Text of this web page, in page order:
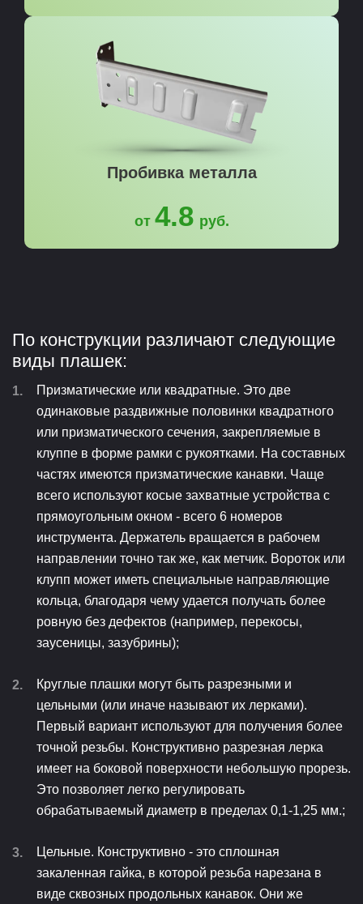
Пробивка металла
от 4.8 руб.
По конструкции различают следующие
виды плашек:
Призматические или квадратные. Это две
одинаковые раздвижные половинки квадратного
или призматического сечения, закрепляемые в
клуппе в форме рамки с рукоятками. На составных
частях имеются призматические канавки. Чаще
всего используют косые захватные устройства с
прямоугольным окном - всего 6 номеров
инструмента. Держатель вращается в рабочем
направлении точно так же, как метчик. Вороток или
клупп может иметь специальные направляющие
кольца, благодаря чему удается получать более
ровную без дефектов (например, перекосы,
заусеницы, зазубрины);
Круглые плашки могут быть разрезными и
цельными (или иначе называют их лерками).
Первый вариант используют для получения более
точной резьбы. Конструктивно разрезная лерка
имеет на боковой поверхности небольшую прорезь.
Это позволяет легко регулировать
обрабатываемый диаметр в пределах 0,1-1,25 мм.;
Цельные. Конструктивно - это сплошная
закаленная гайка, в которой резьба нарезана в
виде сквозных продольных канавок. Они же